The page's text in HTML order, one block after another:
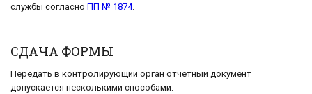
службы согласно ПП № 1874.
СДАЧА ФОРМЫ
Передать в контролирующий орган отчетный документ
допускается несколькими способами: